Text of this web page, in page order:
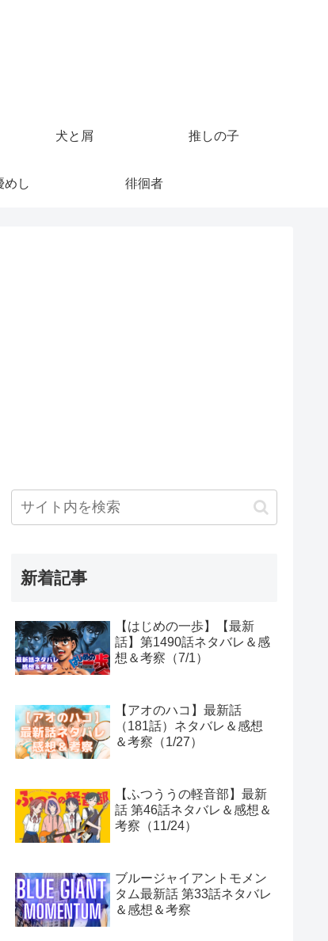
犬と屑 推しの子
めし 徘徊者
新着記事
【はじめの一歩】【最新
話】第1490話ネタバレ＆感
想＆考察（7/1）
【アオのハコ】最新話
（181話）ネタバレ＆感想
＆考察（1/27）
【ふつううの軽音部】最新
話 第46話ネタバレ＆感想＆
考察（11/24）
ブルージャイアントモメン
タム最新話 第33話ネタバレ
＆感想＆考察